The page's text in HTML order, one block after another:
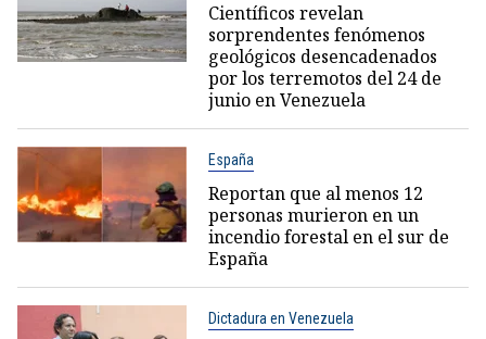
Científicos revelan
sorprendentes fenómenos
geológicos desencadenados
por los terremotos del 24 de
junio en Venezuela
España
Reportan que al menos 12
personas murieron en un
incendio forestal en el sur de
España
Dictadura en Venezuela